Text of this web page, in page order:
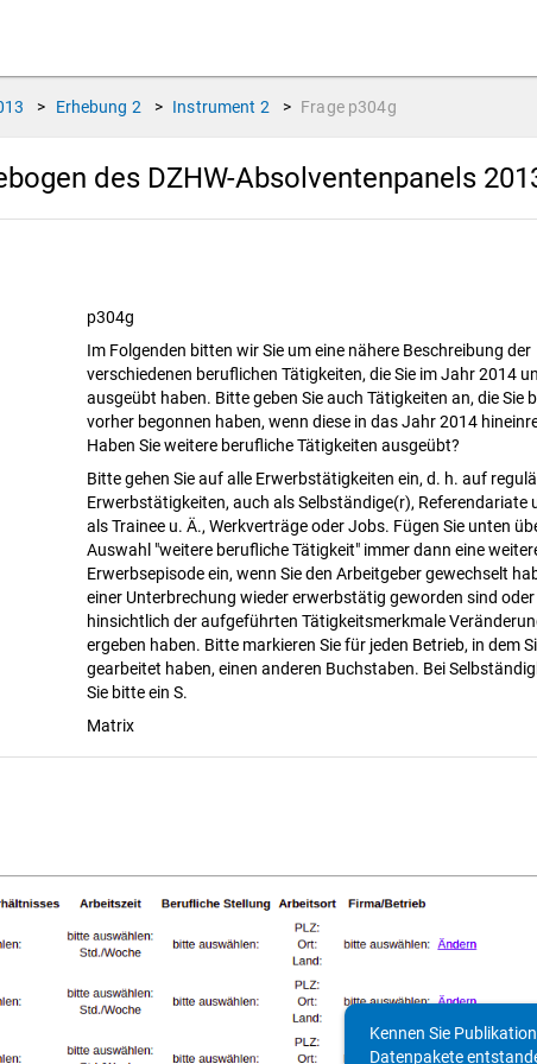
> Erhebung 2 > Instrument 2 > Frage p304g
des DZHW-Absolventenpanels
p304g
Im Folgenden bitten wir Sie um eine nähere Beschreibung der
verschiedenen beruflichen Tätigkeiten, die Sie im Jahr 2014
ausgeübt haben. Bitte geben Sie auch Tätigkeiten an, die Sie
vorher begonnen haben, wenn diese in das Jahr 2014
Haben Sie weitere berufliche Tätigkeiten ausgeübt?
Bitte gehen Sie auf alle Erwerbstätigkeiten ein, d. h. auf
Erwerbstätigkeiten, auch als Selbständige(r), Referendariate
als Trainee u. Ä., Werkverträge oder Jobs. Fügen Sie unten
Auswahl "weitere berufliche Tätigkeit" immer dann eine
Erwerbsepisode ein, wenn Sie den Arbeitgeber gewechselt
einer Unterbrechung wieder erwerbstätig geworden sind
hinsichtlich der aufgeführten Tätigkeitsmerkmale
ergeben haben. Bitte markieren Sie für jeden Betrieb, in dem
gearbeitet haben, einen anderen Buchstaben. Bei
Sie bitte ein S.
Matrix
Kennen Sie
Datenpakete